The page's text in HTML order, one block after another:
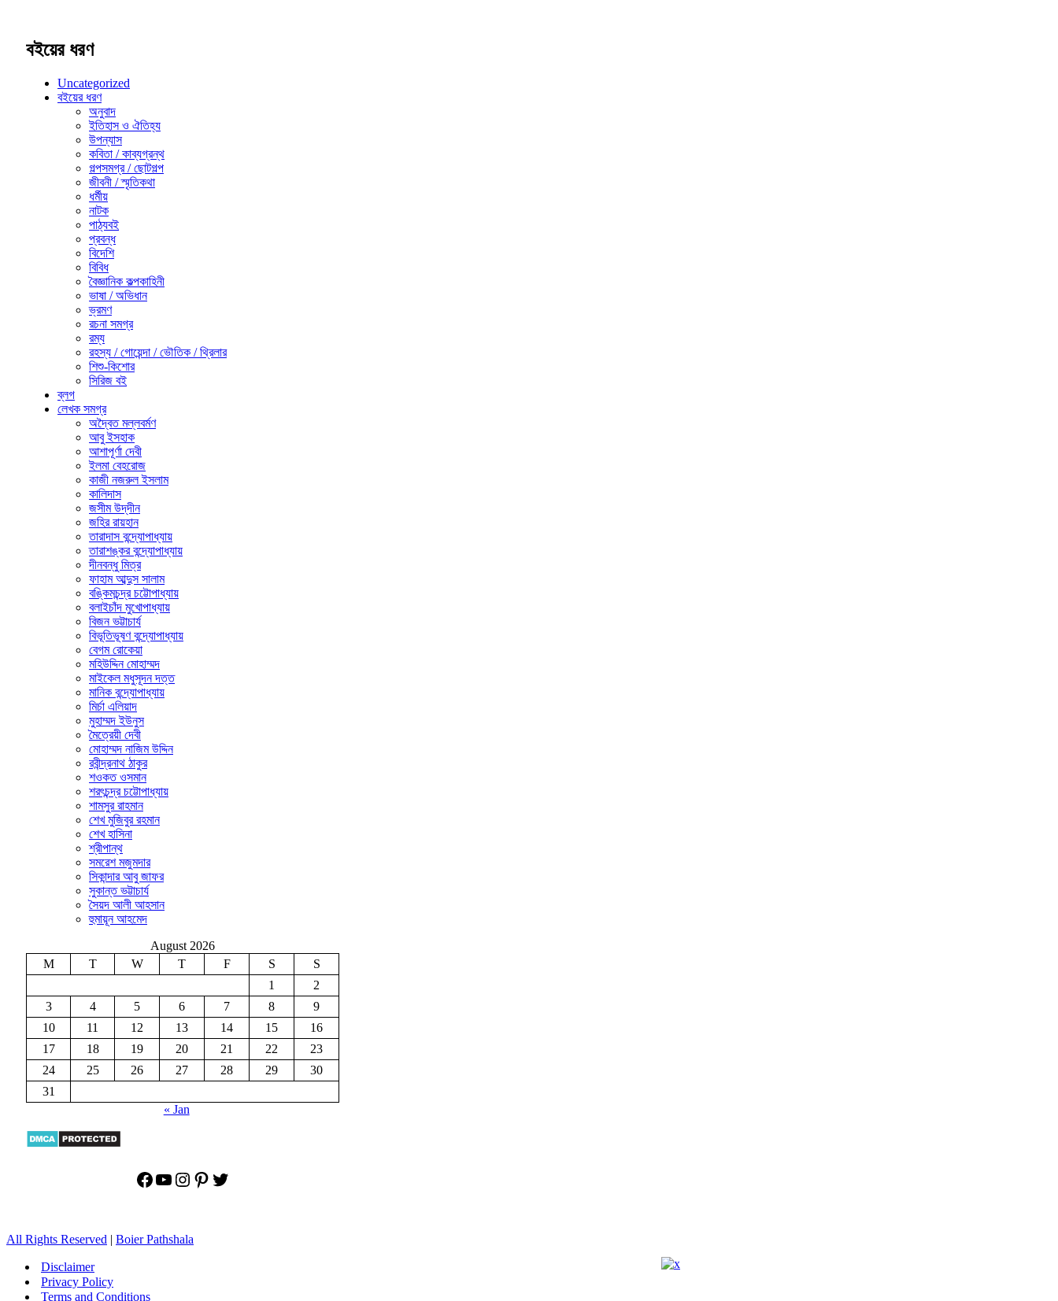
বইয়ের ধরণ
Uncategorized
বইয়ের ধরণ
অনুবাদ
ইতিহাস ও ঐতিহ্য
উপন্যাস
কবিতা / কাব্যগ্রন্থ
গল্পসমগ্র / ছোটগল্প
জীবনী / স্মৃতিকথা
ধর্মীয়
নাটক
পাঠ্যবই
প্রবন্ধ
বিদেশি
বিবিধ
বৈজ্ঞানিক কল্পকাহিনী
ভাষা / অভিধান
ভ্রমণ
রচনা সমগ্র
রম্য
রহস্য / গোয়েন্দা / ভৌতিক / থ্রিলার
শিশু-কিশোর
সিরিজ বই
ব্লগ
লেখক সমগ্র
অদ্বৈত মল্লবর্মণ
আবু ইসহাক
আশাপূর্ণা দেবী
ইলমা বেহরোজ
কাজী নজরুল ইসলাম
কালিদাস
জসীম উদ্‌দীন
জহির রায়হান
তারাদাস বন্দ্যোপাধ্যায়
তারাশঙ্কর বন্দ্যোপাধ্যায়
দীনবন্ধু মিত্র
ফাহাম আব্দুস সালাম
বঙ্কিমচন্দ্র চট্টোপাধ্যায়
বলাইচাঁদ মুখোপাধ্যায়
বিজন ভট্টাচার্য
বিভূতিভূষণ বন্দ্যোপাধ্যায়
বেগম রোকেয়া
মহিউদ্দিন মোহাম্মদ
মাইকেল মধুসূদন দত্ত
মানিক বন্দ্যোপাধ্যায়
মির্চা এলিয়াদ
মুহাম্মদ ইউনুস
মৈত্রেয়ী দেবী
মোহাম্মদ নাজিম উদ্দিন
রবীন্দ্রনাথ ঠাকুর
শওকত ওসমান
শরৎচন্দ্র চট্টোপাধ্যায়
শামসুর রাহমান
শেখ মুজিবুর রহমান
শেখ হাসিনা
শ্রীপান্থ
সমরেশ মজুমদার
সিকান্দার আবু জাফর
সুকান্ত ভট্টাচার্য
সৈয়দ আলী আহসান
হুমায়ূন আহমেদ
August 2026
M
T W T F S
S
1
2
3
4 5 6 7 8
9
10
11 12 13 14 15
16
17
18 19 20 21 22
23
24
25 26 27 28 29
30
31
« Jan
Facebook
YouTube
Instagram
Pinterest
Twitter
All Rights Reserved | Boier Pathshala
Disclaimer
Privacy Policy
Terms and Conditions